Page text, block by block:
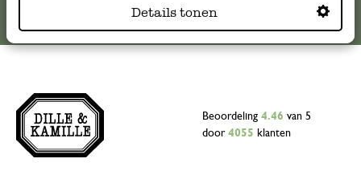
Details tonen
Beoordeling 4.46 van 5
door 4055 klanten